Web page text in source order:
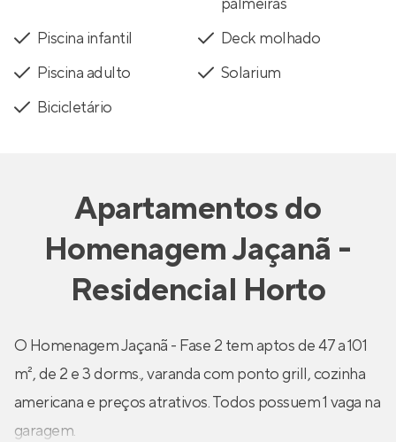
Piscina infantil
Deck molhado
Piscina adulto
Solarium
Bicicletário
Apartamentosdo
Homenagem Jaçanã -
Residencial Horto
O Homenagem Jaçanã - Fase 2 tem aptos de 47 a 101
m², de 2 e 3 dorms., varanda com ponto grill, cozinha
americana e preços atrativos. Todos possuem 1 vaga na
garagem.